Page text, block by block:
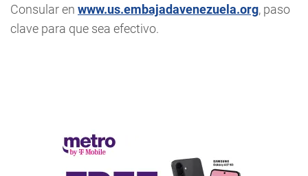
Consular en www.us.embajadavenezuela.org, paso
clave para que sea efectivo.